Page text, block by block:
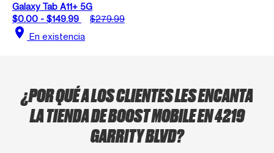
Galaxy Tab A11+ 5G
$0.00 - $149.99
$279.99
location_on En existencia
¿POR QUÉ A LOS CLIENTES LES ENCANTA
LA TIENDA DE BOOST MOBILE EN 4219
GARRITY BLVD?